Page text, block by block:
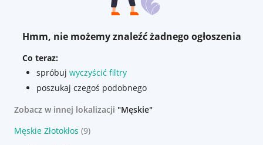
Hmm, nie możemy znaleźć żadnego ogłoszenia
Co teraz:
spróbuj wyczyścić filtry
poszukaj czegoś podobnego
Zobacz w innej lokalizacji "Męskie"
Męskie Złotokłos (9)